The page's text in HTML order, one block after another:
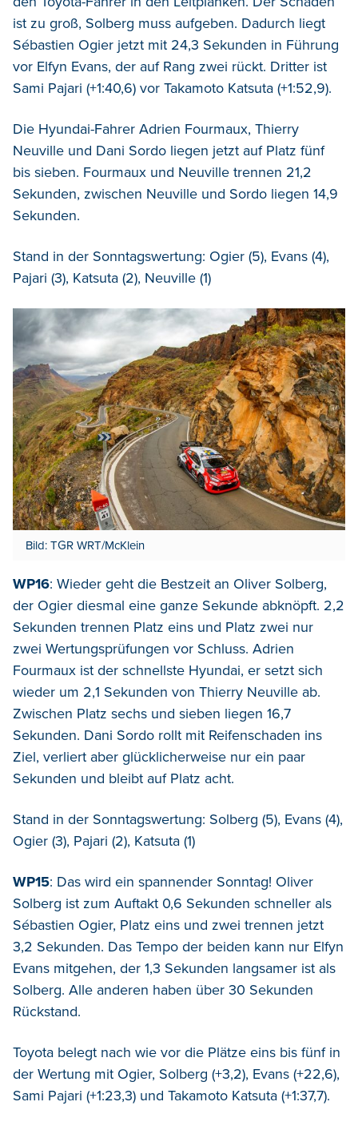
ist zu groß, Solberg muss aufgeben. Dadurch liegt
Sébastien Ogier jetzt mit 24,3 Sekunden in Führung
vor Elfyn Evans, der auf Rang zwei rückt. Dritter ist
Sami Pajari (+1:40,6) vor Takamoto Katsuta (+1:52,9).
Die Hyundai-Fahrer Adrien Fourmaux, Thierry
Neuville und Dani Sordo liegen jetzt auf Platz fünf
bis sieben. Fourmaux und Neuville trennen 21,2
Sekunden, zwischen Neuville und Sordo liegen 14,9
Sekunden.
Stand in der Sonntagswertung: Ogier (5), Evans (4),
Pajari (3), Katsuta (2), Neuville (1)
Bild: TGR WRT/McKlein
WP16: Wieder geht die Bestzeit an Oliver Solberg,
der Ogier diesmal eine ganze Sekunde abknöpft. 2,2
Sekunden trennen Platz eins und Platz zwei nur
zwei Wertungsprüfungen vor Schluss. Adrien
Fourmaux ist der schnellste Hyundai, er setzt sich
wieder um 2,1 Sekunden von Thierry Neuville ab.
Zwischen Platz sechs und sieben liegen 16,7
Sekunden. Dani Sordo rollt mit Reifenschaden ins
Ziel, verliert aber glücklicherweise nur ein paar
Sekunden und bleibt auf Platz acht.
Stand in der Sonntagswertung: Solberg (5), Evans (4),
Ogier (3), Pajari (2), Katsuta (1)
WP15: Das wird ein spannender Sonntag! Oliver
Solberg ist zum Auftakt 0,6 Sekunden schneller als
Sébastien Ogier, Platz eins und zwei trennen jetzt
3,2 Sekunden. Das Tempo der beiden kann nur Elfyn
Evans mitgehen, der 1,3 Sekunden langsamer ist als
Solberg. Alle anderen haben über 30 Sekunden
Rückstand.
Toyota belegt nach wie vor die Plätze eins bis fünf in
der Wertung mit Ogier, Solberg (+3,2), Evans (+22,6),
Sami Pajari (+1:23,3) und Takamoto Katsuta (+1:37,7).